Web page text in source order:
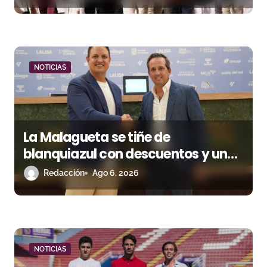
t
a
d
a
NOTICIAS
La Malagueta se tiñe de
blanquiazul con descuentos y una
corrida homenaje al Málaga CF
Redacción Ago 6, 2026
NOTICIAS